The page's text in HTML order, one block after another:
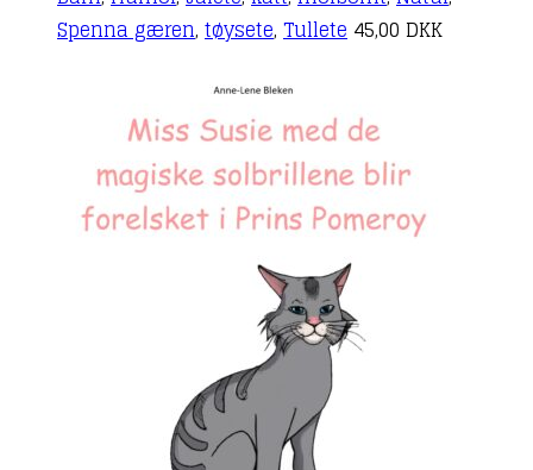
Spenna gæren, tøysete, Tullete 45,00 DKK